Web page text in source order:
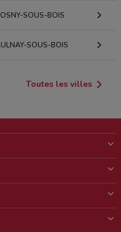
SOUS-BOIS
SOUS-BOIS
Toutes les villes